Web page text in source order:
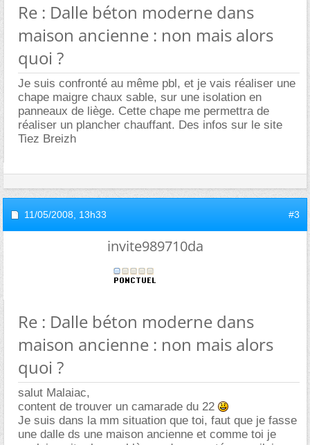
Re : Dalle béton moderne dans
maison ancienne : non mais alors
quoi ?
Je suis confronté au même pbl, et je vais réaliser une
chape maigre chaux sable, sur une isolation en
panneaux de liège. Cette chape me permettra de
réaliser un plancher chauffant. Des infos sur le site
Tiez Breizh
11/05/2008, 13h33 #3
invite989710da
Re : Dalle béton moderne dans
maison ancienne : non mais alors
quoi ?
salut Malaiac,
content de trouver un camarade du 22
Je suis dans la mm situation que toi, faut que je fasse
une dalle ds une maison ancienne et comme toi je